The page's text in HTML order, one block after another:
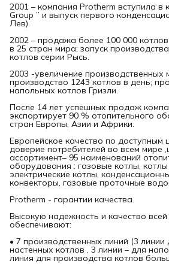
2001 – компания Protherm вступила в
Group ” и выпуск первого
Лев).
2002 – продажа более 100 000
в 25 стран мира; запуск
котлов серии Рысь.
2003 -увеличение
производство 1243 котлов в день;
напольных котлов Гризли.
После 14 лет успешных продаж
экспортирует 90 % отопительного
стран Европы, Азии и Африки.
Европейское качество по доступным
доверие потребителей во всем мире
ассортимент– 95 наименований
оборудования : газовые котлы,
электрические котлы,
конвекторы, газовые проточные
Protherm - гарантии качества.
Высокую надежность и качество
обеспечивают:
• 7 производственных линий (3 линии
настенных котлов , 3 линии – для
линия для производства котлов